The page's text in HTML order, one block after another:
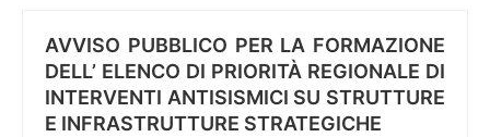
AVVISO PUBBLICO PER LA FORMAZIONE
DELL’ ELENCO DI PRIORITÀ REGIONALE DI
INTERVENTI ANTISISMICI SU STRUTTURE
E INFRASTRUTTURE STRATEGICHE